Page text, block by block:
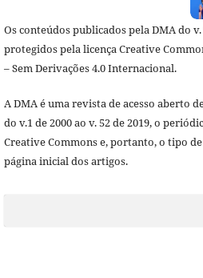
Os conteúdos publicados pela DMA do v.
protegidos pela licença Creative
– Sem Derivações 4.0 Internacional.
A DMA é uma revista de acesso aberto
do v.1 de 2000 ao v. 52 de 2019, o
Creative Commons e, portanto, o tipo
página inicial dos artigos.